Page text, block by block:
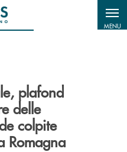
MENU
plafond
delle
colpite
Romagna